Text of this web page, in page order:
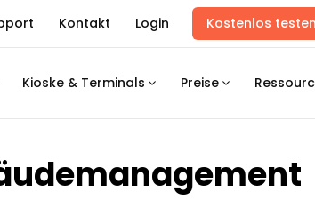
Kontakt Login Kostenlos testen
Kioske & Terminals Preise